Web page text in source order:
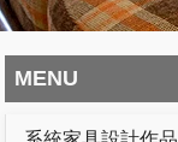
MENU